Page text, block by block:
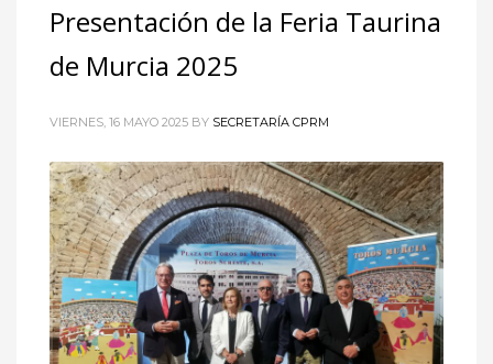
Presentación de la Feria Taurina
de Murcia 2025
VIERNES, 16 MAYO 2025 BY SECRETARÍA CPRM